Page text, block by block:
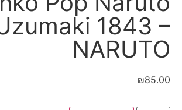
1843 –
NARUTO
₪85.00